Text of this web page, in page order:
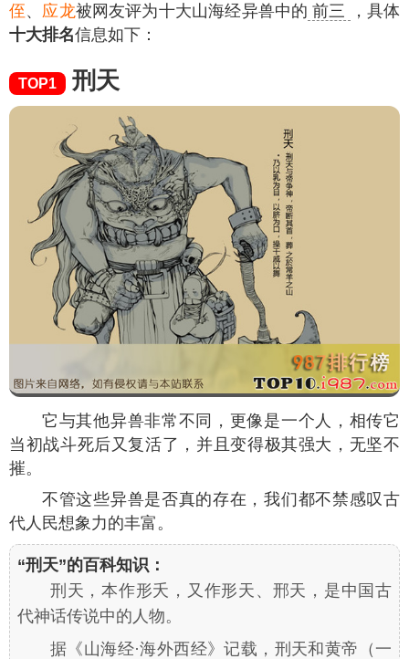
侄、 应龙被网友评为十大山海经异兽中的 前三
，具体
十大排名信息如下：
TOP1 刑天
它与其他异兽非常不同，更像是一个人，相传它
当初战斗死后又复活了，并且变得极其强大，无坚不
摧。
不管这些异兽是否真的存在，我们都不禁感叹古
代人民想象力的丰富。
“刑天”的百科知识：
刑天，本作形夭，又作形天、邢天，是中国古
代神话传说中的人物。
据《山海经·海外西经》记载，刑天和黄帝（一